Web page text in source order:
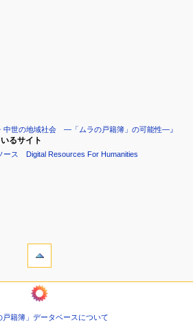
中世の地域社会 ―「ムラの戸籍簿」の可能性―』
るサイト
ース Digital Resources For Humanities
戸籍簿」データベースについて